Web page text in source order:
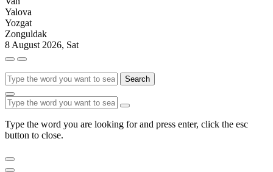
Yalova
Yozgat
Zonguldak
8 August 2026, Sat
Search
Type the word you are looking for and press enter, click the esc
button to close.